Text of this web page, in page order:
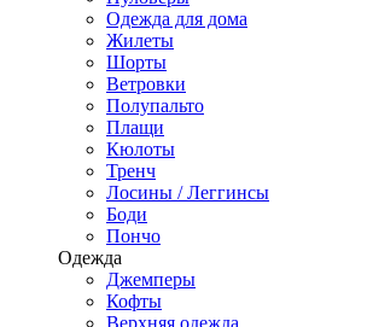
Одежда для дома
Жилеты
Шорты
Ветровки
Полупальто
Плащи
Кюлоты
Тренч
Лосины / Леггинсы
Боди
Пончо
Одежда
Джемперы
Кофты
Верхняя одежда